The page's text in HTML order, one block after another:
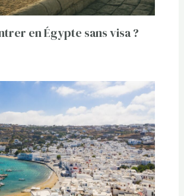
en Égypte sans visa ?